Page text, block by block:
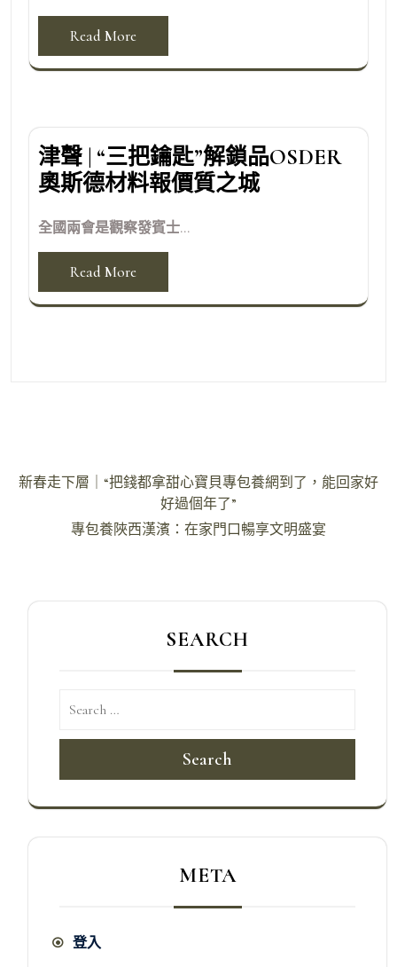
Read More
津聲 | “三把鑰匙”解鎖品OSDER
奧斯德材料報價質之城
全國兩會是觀察發賓士...
Read More
文
新春走下層｜“把錢都拿甜心寶貝專包養網到了，能回家好
好過個年了”
專包養陜西漢濱：在家門口暢享文明盛宴
SEARCH
Search
META
登入